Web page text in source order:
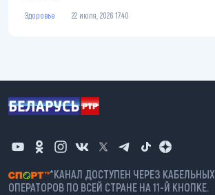
Здоровье 22 июля, 2026 17:40
*КАНАЛ ДОСТУПЕН ЧЕРЕЗ КАБЕЛЬНЫХ
ОПЕРАТОРОВ ПО ВСЕЙ СТРАНЕ НА 11-Й КНОПКЕ.